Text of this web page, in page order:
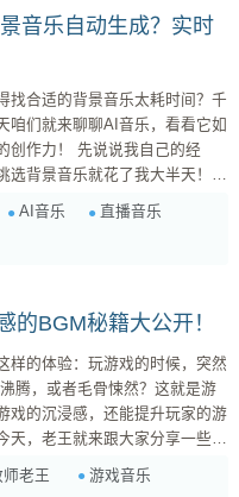
和 premium beat 是他们用的...
音乐自动生成？实时
找合适的背景音乐太耗时间？千
咱们就来聊聊AI音乐，看看它如
我自己的经
选背景音乐就花了我大半天！要
。后来我尝试用了一些AI音乐工
动生成匹配的音乐，还能实时调
AI音乐
直播音乐
的BGM秘籍大公开！
样的体验：玩游戏的时候，突然
腾，或者毛骨悚然？这就是游
戏的沉浸感，还能提升玩家的游
，老王就来跟大家分享一些关
老王
游戏音乐